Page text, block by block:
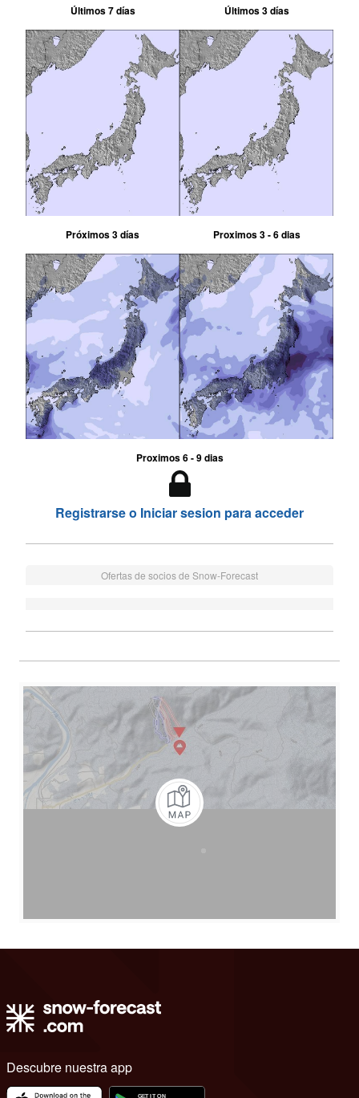
Últimos 7 días Últimos 3 días
Próximos 3 días Proximos 3 - 6 dias
Proximos 6 - 9 dias
Registrarse o Iniciar sesion para acceder
Ofertas de socios de Snow-Forecast
Descubre nuestra app